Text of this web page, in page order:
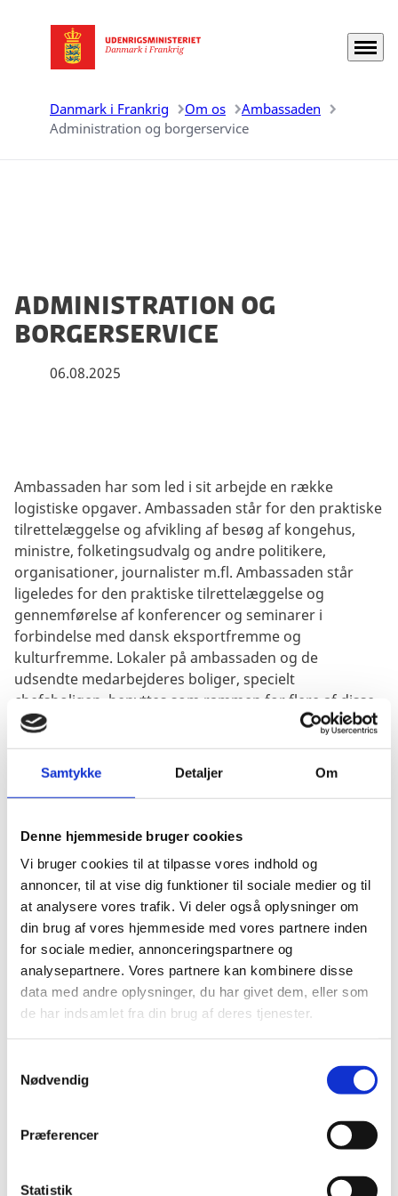
Samtykke Detaljer Om
Denne hjemmeside bruger cookies
Vi bruger cookies til at tilpasse vores indhold og
annoncer, til at vise dig funktioner til sociale medier og til
at analysere vores trafik. Vi deler også oplysninger om
din brug af vores hjemmeside med vores partnere inden
for sociale medier, annonceringspartnere og
analysepartnere. Vores partnere kan kombinere disse
data med andre oplysninger, du har givet dem, eller som
de har indsamlet fra din brug af deres tjenester.
Nødvendig
Præferencer
Statistik
Gå til forsiden Menu
Danmark i Frankrig Om os
Ambassaden
Administration og borgerservice
Administration og
borgerservice
06.08.2025
Ambassaden har som led i sit arbejde en række
logistiske opgaver. Ambassaden står for den praktiske
tilrettelæggelse og afvikling af besøg af kongehus,
ministre, folketingsudvalg og andre politikere,
organisationer, journalister m.fl. Ambassaden står
ligeledes for den praktiske tilrettelæggelse og
gennemførelse af konferencer og seminarer i
forbindelse med dansk eksportfremme og
kulturfremme. Lokaler på ambassaden og de
udsendte medarbejderes boliger, specielt
chefsboligen, benyttes som rammen for flere af disse
arrangementer.
Kontakt - Administration
Marianne Felsenburg - Administrativ assistent
Camilla Beylerian-Grovn - Administrativ assistent
Henning Hansen - Husinspektør
Kontakt - Borgerservice
Ambassadens borgerservice tilbyder bistand og
mereher.
Borgerservice: